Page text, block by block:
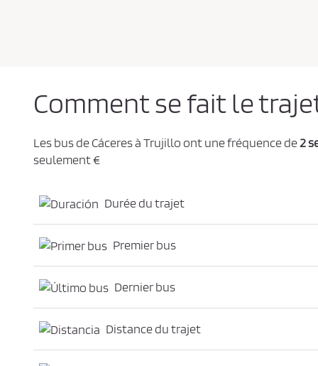
n
t
t
é
Comment se fait le
Les bus de Cáceres à Trujillo ont une fréquence de2
seulement €
Durée du trajet
Premier bus
Dernier bus
Distance du trajet